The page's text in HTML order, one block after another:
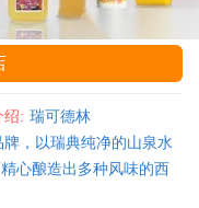
绍: 瑞可德林
牌，以瑞典纯净的山泉水
心酿造出多种风味的西